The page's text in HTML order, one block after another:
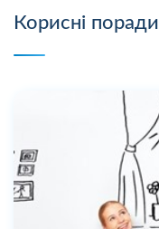
Корисні поради